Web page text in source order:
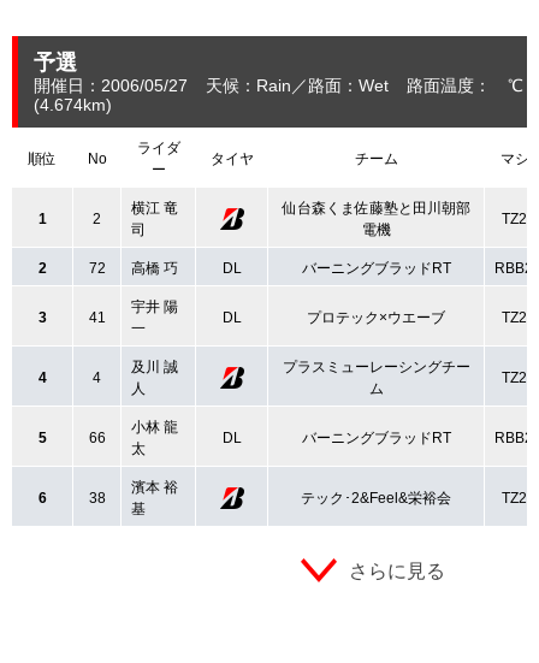
予選
開催日：2006/05/27 天候：Rain 路面：Wet
路面温度： ℃
(4.674km)
順位 No
ライダ
ー
タイヤ チーム マシ
1 2
横江 竜
司
仙台森くま佐藤塾と田川朝部
電機
2 72 高橋 巧 DL バーニングブラッドRT
3 41
宇井 陽
一
DL プロテック×ウエーブ
4 4
及川 誠
人
プラスミューレーシングチー
ム
5 66
小林 龍
太
DL バーニングブラッドRT
6 38
濱本 裕
基
テック･2&Feel&栄裕会
さらに見る